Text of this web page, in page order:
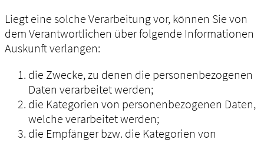
Liegt eine solche Verarbeitung vor, können Sie von
dem Verantwortlichen über folgende Informationen
Auskunft verlangen:
die Zwecke, zu denen die personenbezogenen
Daten verarbeitet werden;
die Kategorien von personenbezogenen Daten,
welche verarbeitet werden;
die Empfänger bzw. die Kategorien von